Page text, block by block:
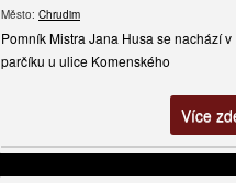
Město: Chrudim
Pomník Mistra Jana Husa se nachází v
parčíku u ulice Komenského
Více